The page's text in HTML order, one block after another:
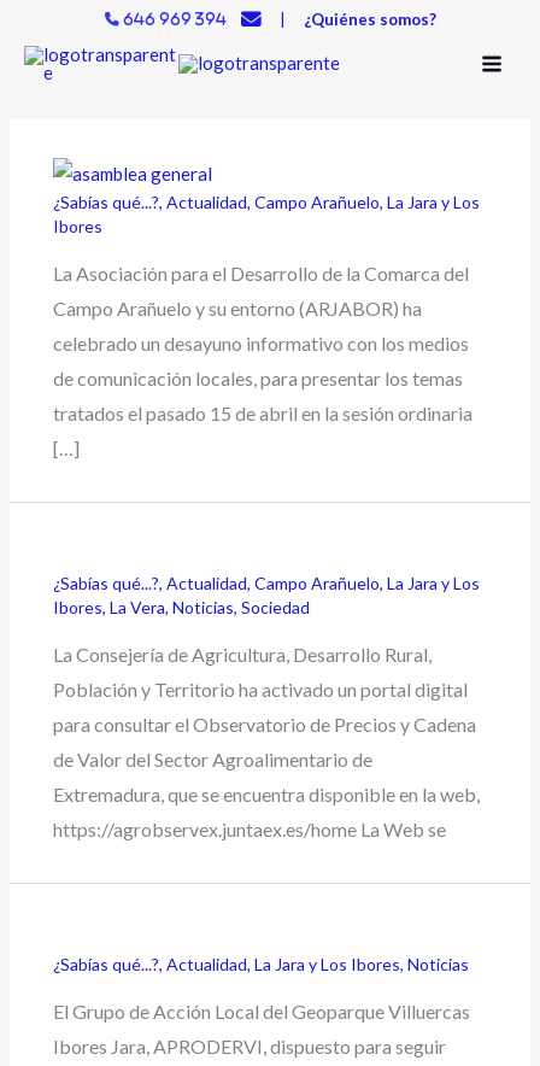
contenido
646 969 394 | ¿Quiénes somos?
¿Sabías qué...?,Actualidad,Campo Arañuelo,La Jara y Los
Ibores
La Asociación para el Desarrollo de la Comarca del
Campo Arañuelo y su entorno (ARJABOR) ha
celebrado un desayuno informativo con los medios
de comunicación locales, para presentar los temas
tratados el pasado 15 de abril en la sesión ordinaria
[…]
¿Sabías qué...?,Actualidad,Campo Arañuelo,La Jara y Los
Ibores,La Vera,Noticias,Sociedad
La Consejería de Agricultura, Desarrollo Rural,
Población y Territorio ha activado un portal digital
para consultar el Observatorio de Precios y Cadena
de Valor del Sector Agroalimentario de
Extremadura, que se encuentra disponible en la web,
https://agrobservex.juntaex.es/home La Web se
¿Sabías qué...?,Actualidad,La Jara y Los Ibores,Noticias
El Grupo de Acción Local del Geoparque Villuercas
Ibores Jara, APRODERVI, dispuesto para seguir